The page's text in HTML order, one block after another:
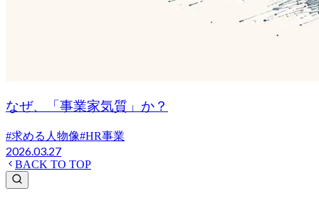
なぜ、「事業家気質」か？
#求める人物像#HR事業
2026.03.27
BACK TO TOP